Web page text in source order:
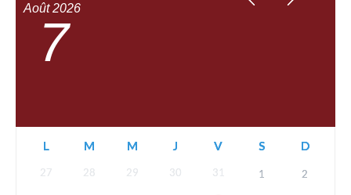
Août 2026
7
L M M J V S D
27 28 29 30 31 1 2